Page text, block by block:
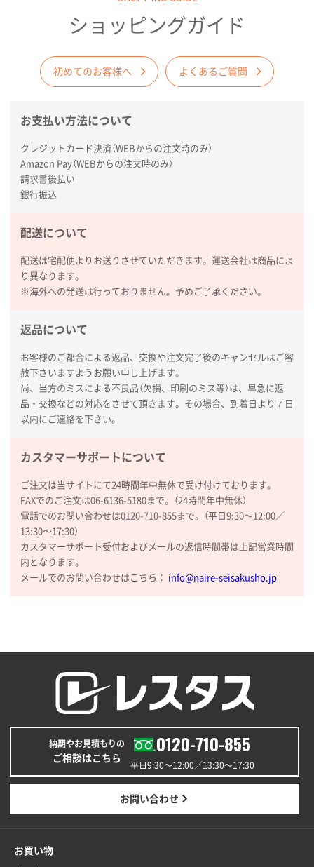
商品がよさそうだったから
コットンバッグM(B4対応)
200枚
2026年01月29日 11:46
商品情報の正確な記載、スムーズなシステム対応
広島県(社様
枚
2026年01月27日 13:12
毎年注文しており、信頼できるから。出来上がりも満
熊本県S社様
ぺんてる ビクーニャフィール1000枚
2026年01月26日 15:45
印刷範囲が広かったから、取扱商品
新潟県R社様
2026年01月16日 10:53
納期が比較的短く、ロット数が豊富に選べて価格が安
かったため
山口県P社様
③1枚
希望の商品の取り扱いがあったので
大阪府のお客様
厚手コットンマチ付トートL ナチュラル(A4対応)
200枚
2025年12月25日 13:33
以前の注文も含め価格と品質
青森県K社様
ワンポイントポリ袋 A4サイズ1000枚
2025年12月24日 13:22
安い
ワンポイント箔押し紙袋 M横サイズ(A4対応)100
2025年12月22日 03:31
ショッピングガイド
初めてのお客様へ よくあるご質問
お支払い方法について
クレジットカード決済（WEBからの注文時のみ）
Amazon Pay（WEBからの注文時のみ）
請求書後払い
銀行振込
配送について
配送は宅配便よりお送りさせていただきます。運送会社は商品によ
り異なります。
※海外への発送は行っておりません。予めご了承ください。
返品について
お客様のご都合による返品、交換や注文完了後のキャンセルはご容
赦下さいますようお願い申し上げます。
尚、当方のミスによる不良品（欠損、印刷のミス等）は、早急に返
品・交換などの対応をさせて頂きます。その場合、到着日より７日
以内にご連絡を下さい。
カスタマーサポートについて
ご注文は当サイトにて24時間年中無休で受け付けております。
FAXでのご注文は06-6136-5180まで。（24時間年中無休）
電話でのお問い合わせは0120-710-855まで。（平日9:30〜12:00／
13:30〜17:30）
カスタマーサポート受付およびメールの返信時間帯は上記営業時間
内となります。
メールでのお問い合わせはこちら： info@naire-seisakusho.jp
納期やお見積もりの
ご相談はこちら
0120-710-855
平日9:30〜12:00／13:30〜17:30
お問い合わせ
お買い物